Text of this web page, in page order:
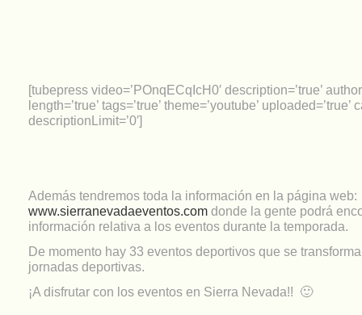
[tubepress video=’POnqECqIcH0′ description=’true’
length=’true’ tags=’true’ theme=’youtube’ uploaded=’true’
descriptionLimit=’0′]
Además tendremos toda la información en la página web:
www.sierranevadaeventos.com donde la gente podrá
información relativa a los eventos durante la temporada.
De momento hay 33 eventos deportivos que se
jornadas deportivas.
¡A disfrutar con los eventos en Sierra Nevada!! 🙂